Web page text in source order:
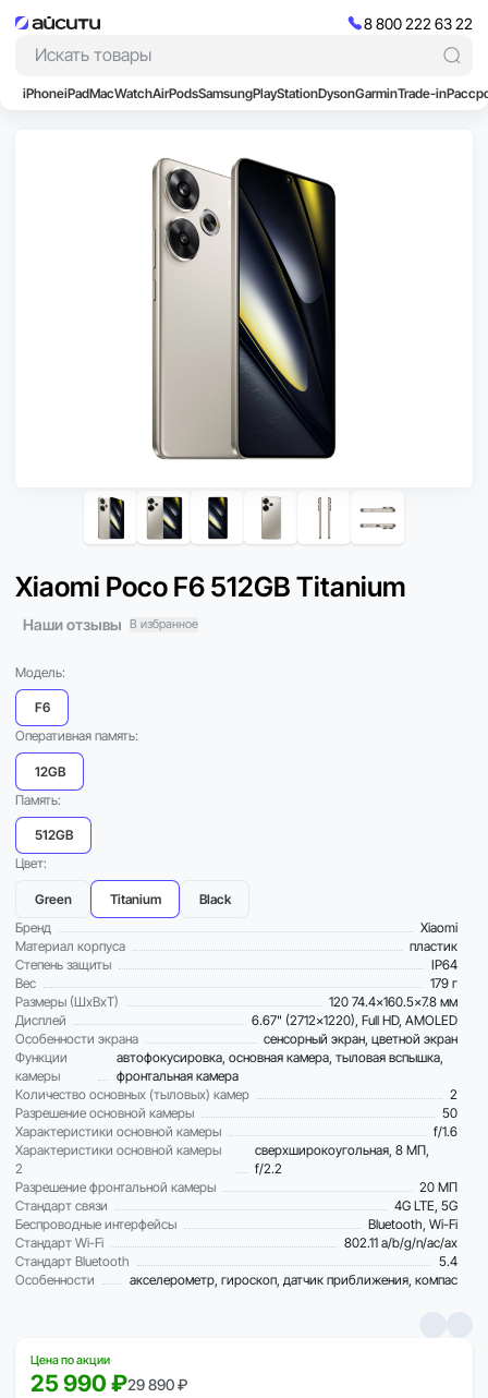
8 800 222 63 22
iPhoneiPadMacWatchAirPodsSamsungPlayStationDysonGarminTrade-in
Xiaomi Poco F6 512GB Titanium
Наши отзывы В избранное
Модель:
F6
Оперативная память:
12GB
Память:
512GB
Цвет:
Green Titanium
Black
Бренд
Xiaomi
Материал корпуса
пластик
Степень защиты
IP64
Вес
179 г
Размеры (ШxВxТ)
120 74.4x160.5x7.8 мм
Дисплей
6.67" (2712x1220), Full HD, AMOLED
Особенности экрана
сенсорный экран, цветной экран
Функции
камеры
автофокусировка, основная камера, тыловая вспышка,
фронтальная камера
Количество основных (тыловых) камер
2
Разрешение основной камеры
50
Характеристики основной камеры
f/1.6
Характеристики основной камеры
2
сверхширокоугольная, 8 МП,
f/2.2
Разрешение фронтальной камеры
20 МП
Стандарт связи
4G LTE, 5G
Беспроводные интерфейсы
Bluetooth, Wi-Fi
Стандарт Wi-Fi
802.11 a/b/g/n/ac/ax
Стандарт Bluetooth
5.4
Особенности
акселерометр, гироскоп, датчик приближения, компас
Цена по акции
25 990 ₽29 890 ₽